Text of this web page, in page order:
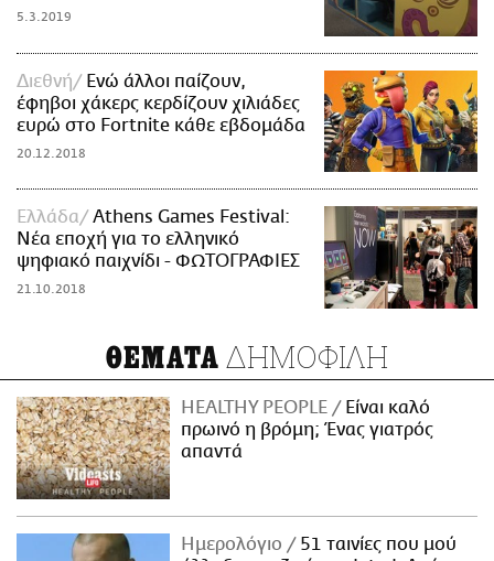
5.3.2019
Διεθνή
Ενώ άλλοι παίζουν,
έφηβοι χάκερς κερδίζουν χιλιάδες
ευρώ στο Fortnite κάθε εβδομάδα
20.12.2018
Ελλάδα
Athens Games Festival:
Νέα εποχή για το ελληνικό
ψηφιακό παιχνίδι - ΦΩΤΟΓΡΑΦΙΕΣ
21.10.2018
ΘΕΜΑΤΑ ΔΗΜΟΦΙΛΗ
HEALTHY PEOPLE
Είναι καλό
πρωινό η βρόμη; Ένας γιατρός
απαντά
Ημερολόγιο
51 ταινίες που μού